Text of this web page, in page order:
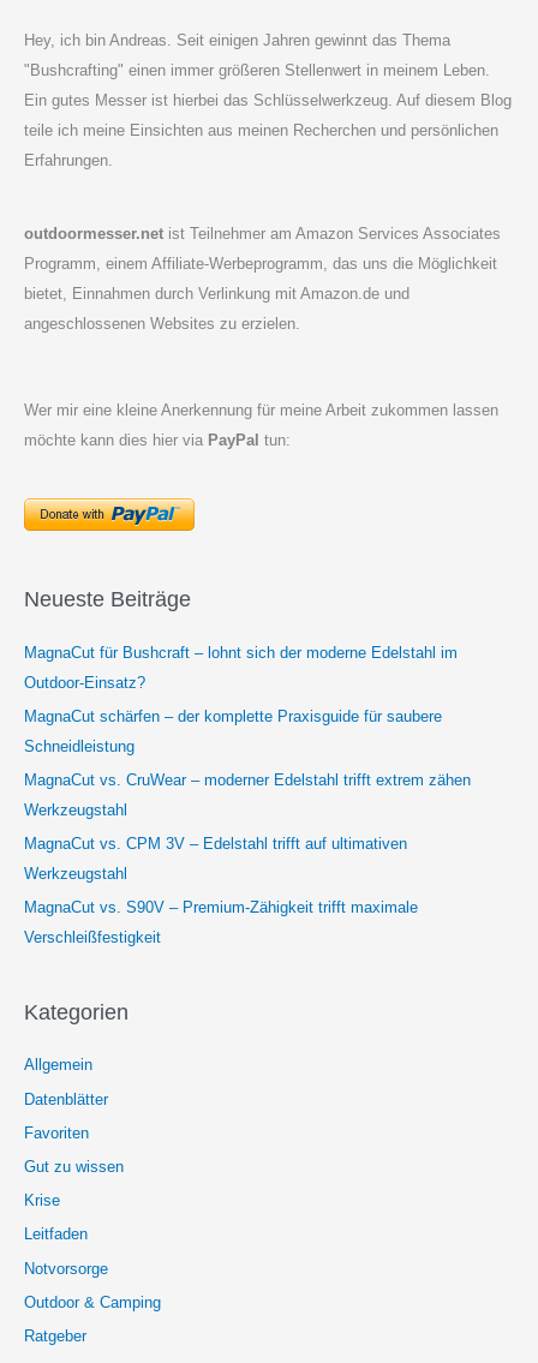
Hey, ich bin Andreas. Seit einigen Jahren gewinnt das Thema
"Bushcrafting" einen immer größeren Stellenwert in meinem Leben.
Ein gutes Messer ist hierbei das Schlüsselwerkzeug. Auf diesem Blog
teile ich meine Einsichten aus meinen Recherchen und persönlichen
Erfahrungen.
outdoormesser.netist Teilnehmer am Amazon Services Associates
Programm, einem Affiliate-Werbeprogramm, das uns die Möglichkeit
bietet, Einnahmen durch Verlinkung mit Amazon.de und
angeschlossenen Websites zu erzielen.
Wer mir eine kleine Anerkennung für meine Arbeit zukommen lassen
möchte kann dies hier via PayPal tun:
Neueste Beiträge
MagnaCut für Bushcraft – lohnt sich der moderne Edelstahl im
Outdoor-Einsatz?
MagnaCut schärfen – der komplette Praxisguide für saubere
Schneidleistung
MagnaCut vs. CruWear – moderner Edelstahl trifft extrem zähen
Werkzeugstahl
MagnaCut vs. CPM 3V – Edelstahl trifft auf ultimativen
Werkzeugstahl
MagnaCut vs. S90V – Premium-Zähigkeit trifft maximale
Verschleißfestigkeit
Kategorien
Allgemein
Datenblätter
Favoriten
Gut zu wissen
Krise
Leitfaden
Notvorsorge
Outdoor & Camping
Ratgeber